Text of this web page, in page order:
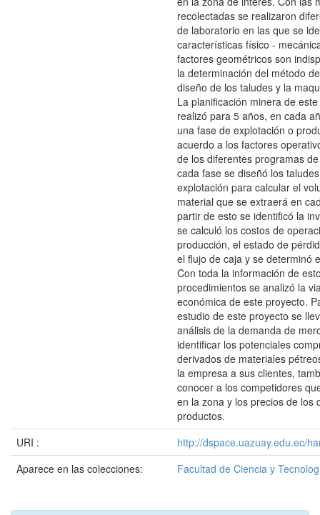
recolectadas se realizaron
de laboratorio en las que se
características físico -
factores geométricos son
la determinación del método
diseño de los taludes y la
La planificación minera de
realizó para 5 años, en cada
una fase de explotación o
acuerdo a los factores
de los diferentes programas
cada fase se diseñó los
explotación para calcular el
material que se extraerá en
partir de esto se identificó la
se calculó los costos de
producción, el estado de
el flujo de caja y se determinó
Con toda la información de
procedimientos se analizó la
económica de este proyecto.
estudio de este proyecto se
análisis de la demanda de
identificar los potenciales
derivados de materiales
la empresa a sus clientes,
conocer a los competidores
en la zona y los precios de los
productos.
URI :
http://dspace.uazuay.edu.ec/
Aparece en las colecciones:
Facultad de Ciencia y